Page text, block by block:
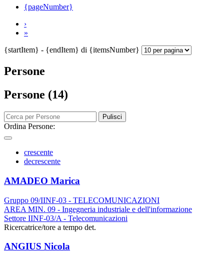
{pageNumber}
›
»
{startItem} - {endItem} di {itemsNumber}
Persone
Persone (14)
Pulisci
Ordina Persone:
crescente
decrescente
AMADEO Marica
Gruppo 09/IINF-03 - TELECOMUNICAZIONI
AREA MIN. 09 - Ingegneria industriale e dell'informazione
Settore IINF-03/A - Telecomunicazioni
Ricercatrice/tore a tempo det.
ANGIUS Nicola